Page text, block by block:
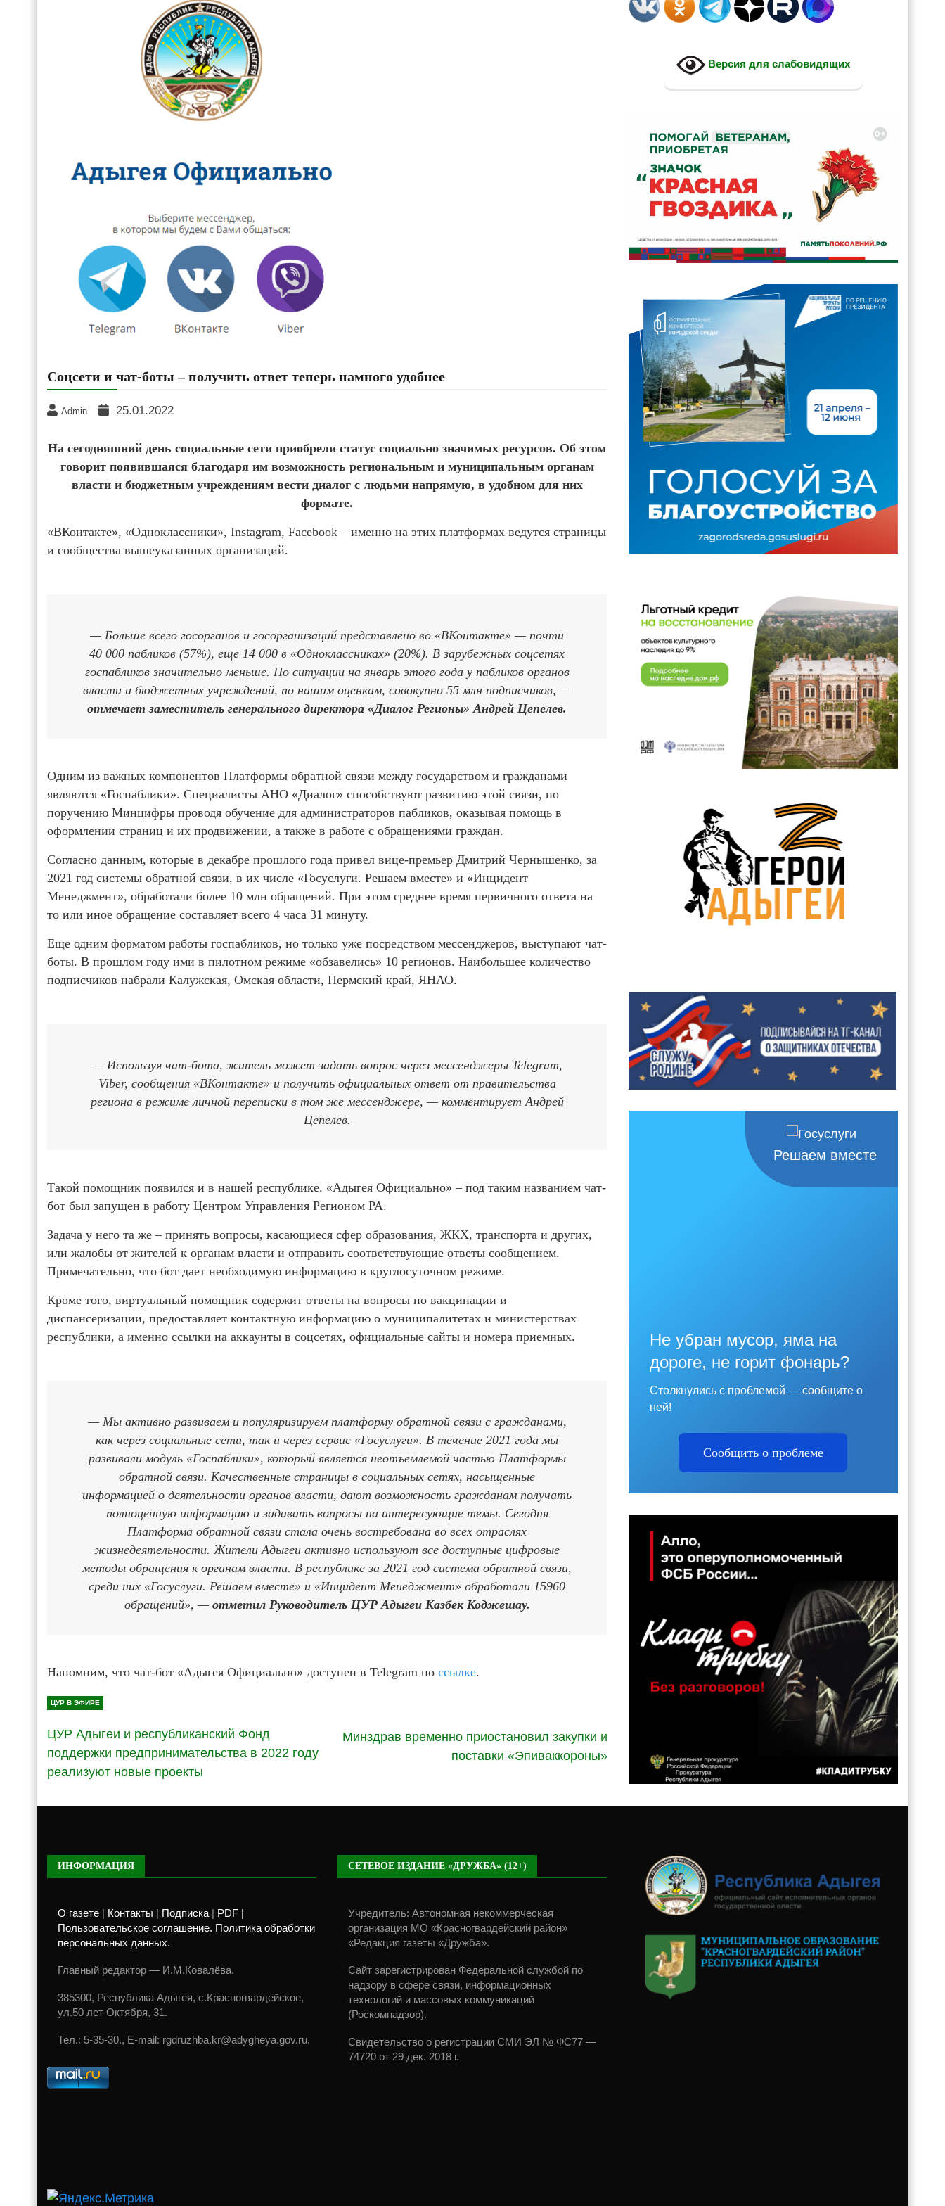
Соцсети и чат-боты – получить ответ теперь намного удобнее
Admin 25.01.2022
На сегодняшний день социальные сети приобрели статус социально значимых ресурсов. Об этом
говорит появившаяся благодаря им возможность региональным и муниципальным органам
власти и бюджетным учреждениям вести диалог с людьми напрямую, в удобном для них
формате.
«ВКонтакте», «Одноклассники», Instagram, Facebook – именно на этих платформах ведутся страницы
и сообщества вышеуказанных организаций.
— Больше всего госорганов и госорганизаций представлено во «ВКонтакте» — почти
40 000 пабликов (57%), еще 14 000 в «Одноклассниках» (20%). В зарубежных соцсетях
госпабликов значительно меньше. По ситуации на январь этого года у пабликов органов
власти и бюджетных учреждений, по нашим оценкам, совокупно 55 млн подписчиков, —
отмечает заместитель генерального директора «Диалог Регионы» Андрей Цепелев.
Одним из важных компонентов Платформы обратной связи между государством и гражданами
являются «Госпаблики». Специалисты АНО «Диалог» способствуют развитию этой связи, по
поручению Минцифры проводя обучение для администраторов пабликов, оказывая помощь в
оформлении страниц и их продвижении, а также в работе с обращениями граждан.
Согласно данным, которые в декабре прошлого года привел вице-премьер Дмитрий Чернышенко, за
2021 год системы обратной связи, в их числе «Госуслуги. Решаем вместе» и «Инцидент
Менеджмент», обработали более 10 млн обращений. При этом среднее время первичного ответа на
то или иное обращение составляет всего 4 часа 31 минуту.
Еще одним форматом работы госпабликов, но только уже посредством мессенджеров, выступают чат-
боты. В прошлом году ими в пилотном режиме «обзавелись» 10 регионов. Наибольшее количество
подписчиков набрали Калужская, Омская области, Пермский край, ЯНАО.
— Используя чат-бота, житель может задать вопрос через мессенджеры Telegram,
Viber, сообщения «ВКонтакте» и получить официальных ответ от правительства
региона в режиме личной переписки в том же мессенджере, — комментирует Андрей
Цепелев.
Такой помощник появился и в нашей республике. «Адыгея Официально» – под таким названием чат-
бот был запущен в работу Центром Управления Регионом РА.
Задача у него та же – принять вопросы, касающиеся сфер образования, ЖКХ, транспорта и других,
или жалобы от жителей к органам власти и отправить соответствующие ответы сообщением.
Примечательно, что бот дает необходимую информацию в круглосуточном режиме.
Кроме того, виртуальный помощник содержит ответы на вопросы по вакцинации и
диспансеризации, предоставляет контактную информацию о муниципалитетах и министерствах
республики, а именно ссылки на аккаунты в соцсетях, официальные сайты и номера приемных.
— Мы активно развиваем и популяризируем платформу обратной связи с гражданами,
как через социальные сети, так и через сервис «Госуслуги». В течение 2021 года мы
развивали модуль «Госпаблики», который является неотъемлемой частью Платформы
обратной связи. Качественные страницы в социальных сетях, насыщенные
информацией о деятельности органов власти, дают возможность гражданам получать
полноценную информацию и задавать вопросы на интересующие темы. Сегодня
Платформа обратной связи стала очень востребована во всех отраслях
жизнедеятельности. Жители Адыгеи активно используют все доступные цифровые
методы обращения к органам власти. В республике за 2021 год система обратной связи,
среди них «Госуслуги. Решаем вместе» и «Инцидент Менеджмент» обработали 15960
обращений», — отметил Руководитель ЦУР Адыгеи Казбек Коджешау.
Напомним, что чат-бот «Адыгея Официально» доступен в Telegram по ссылке.
ЦУР В ЭФИРЕ
ЦУР Адыгеи и республиканский Фонд
поддержки предпринимательства в 2022 году
реализуют новые проекты
Минздрав временно приостановил закупки и
поставки «Эпиваккороны»
Версия для слабовидящих
Решаем вместе
Не убран мусор, яма на
дороге, не горит фонарь?
Столкнулись с проблемой — сообщите о
ней!
Сообщить о проблеме
ИНФОРМАЦИЯ
О газете Контакты Подписка
PDF |
Пользовательское соглашение. Политика обработки
персональных данных.
Главный редактор — И.М.Ковалёва.
385300, Республика Адыгея, с.Красногвардейское,
ул.50 лет Октября, 31.
Тел.: 5-35-30., E-mail: rgdruzhba.kr@adygheya.gov.ru.
СЕТЕВОЕ ИЗДАНИЕ «ДРУЖБА» (12+)
Учредитель: Автономная некоммерческая
организация МО «Красногвардейский район»
«Редакция газеты «Дружба».
Сайт зарегистрирован Федеральной службой по
надзору в сфере связи, информационных
технологий и массовых коммуникаций
(Роскомнадзор).
Свидетельство о регистрации СМИ ЭЛ № ФС77 —
74720 от 29 дек. 2018 г.